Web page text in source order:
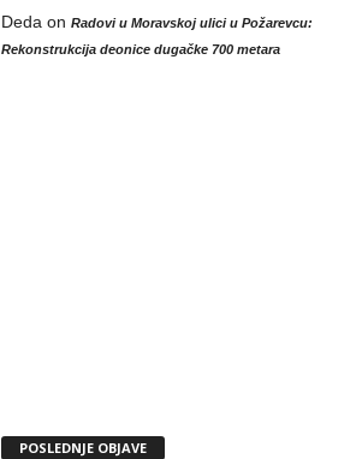
Deda on Radovi u Moravskoj ulici u Požarevcu:
Rekonstrukcija deonice dugačke 700 metara
POSLEDNJE OBJAVE